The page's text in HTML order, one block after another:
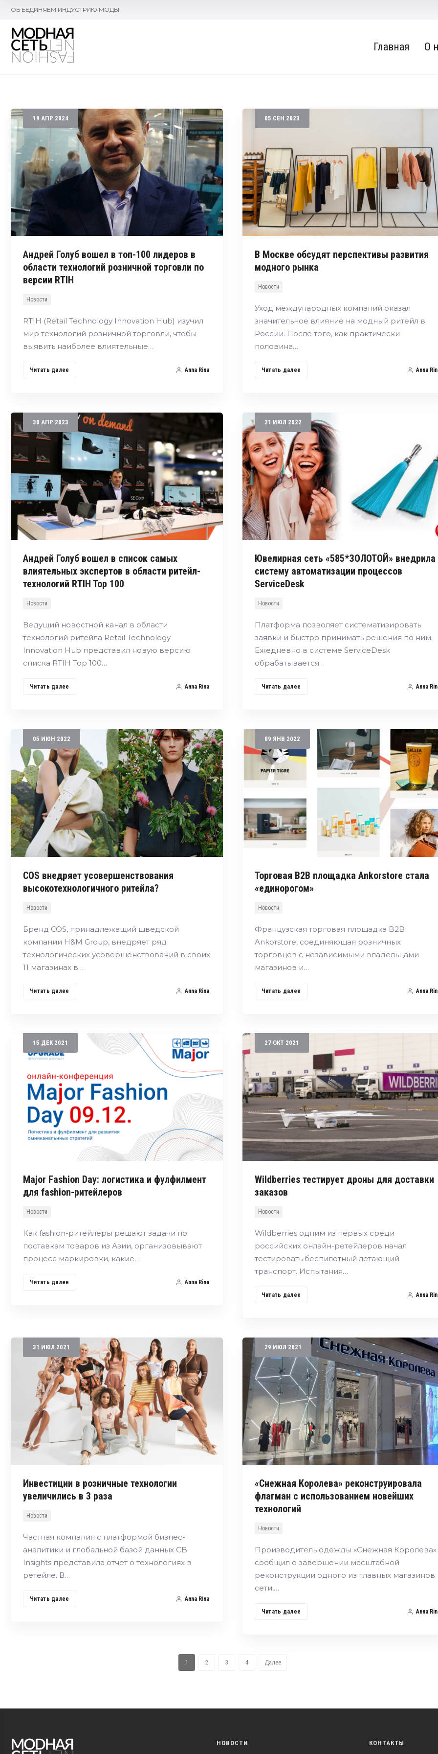
ОБЪЕДИНЯЕМ ИНДУСТРИЮ МОДЫ
Главная О
19 АПР 2024
Андрей Голуб вошел в топ-100 лидеров в
области технологий розничной торговли по
версии RTIH
Новости
RTIH (Retail Technology Innovation Hub) изучил
мир технологий розничной торговли, чтобы
выявить наиболее влиятельные…
Читать далее Anna Rina
05 СЕН 2023
В Москве обсудят перспективы развития
модного рынка
Новости
Уход международных компаний оказал
значительное влияние на модный ритейл в
России. После того, как практически
половина…
Читать далее Anna
30 АПР 2023
Андрей Голуб вошел в список самых
влиятельных экспертов в области ритейл-
технологий RTIH Top 100
Новости
Ведущий новостной канал в области
технологий ритейла Retail Technology
Innovation Hub представил новую версию
списка RTIH Top 100…
Читать далее Anna Rina
21 ИЮЛ 2022
Ювелирная сеть «585*ЗОЛОТОЙ» внедрила
систему автоматизации процессов
ServiceDesk
Новости
Платформа позволяет систематизировать
заявки и быстро принимать решения по ним.
Ежедневно в системе ServiceDesk
обрабатывается…
Читать далее Anna
05 ИЮН 2022
COS внедряет усовершенствования
высокотехнологичного ритейла?
Новости
Бренд COS, принадлежащий шведской
компании H&M Group, внедряет ряд
технологических усовершенствований в своих
11 магазинах в…
Читать далее Anna Rina
09 ЯНВ 2022
Торговая B2B площадка Ankorstore стала
«единорогом»
Новости
Французская торговая площадка B2B
Ankorstore, соединяющая розничных
торговцев с независимыми владельцами
магазинов и…
Читать далее Anna
15 ДЕК 2021
Major Fashion Day: логистика и фулфилмент
для fashion-ритейлеров
Новости
Как fashion-ритейлеры решают задачи по
поставкам товаров из Азии, организовывают
процесс маркировки, какие…
Читать далее Anna Rina
27 ОКТ 2021
Wildberries тестирует дроны для доставки
заказов
Новости
Wildberries одним из первых среди
российских онлайн-ретейлеров начал
тестировать беспилотный летающий
транспорт. Испытания…
Читать далее Anna
31 ИЮЛ 2021
Инвестиции в розничные технологии
увеличились в 3 раза
Новости
Частная компания с платформой бизнес-
аналитики и глобальной базой данных CB
Insights представила отчет о технологиях в
ретейле. В…
Читать далее Anna Rina
29 ИЮЛ 2021
«Снежная Королева» реконструировала
флагман с использованием новейших
технологий
Новости
Производитель одежды «Снежная Королева»
сообщил о завершении масштабной
реконструкции одного из главных магазинов
сети,…
Читать далее Anna
1 2 3 4 Далее
НОВОСТИ КОНТАКТЫ